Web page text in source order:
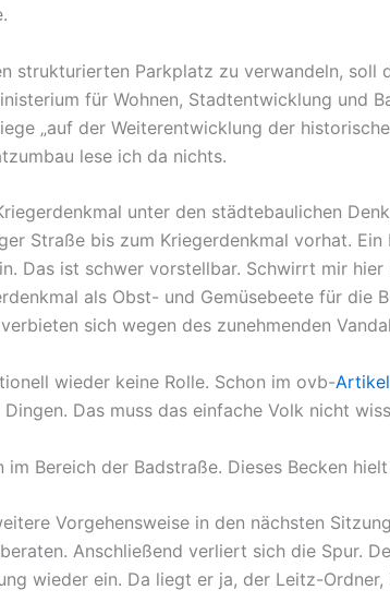
strukturierten Parkplatz zu verwandeln, soll
für Wohnen, Stadtentwicklung und
„auf der Weiterentwicklung der
lese ich da nichts.
unter den städtebaulichen
Straße bis zum Kriegerdenkmal vorhat.
Das ist schwer vorstellbar. Schwirrt mir
als Obst- und Gemüsebeete für die
sich wegen des zunehmenden
wieder keine Rolle. Schon im ovb-Artikel
Das muss das einfache Volk nicht
Bereich der Badstraße. Dieses Becken
Vorgehensweise in den nächsten
Anschließend verliert sich die Spur.
wieder ein. Da liegt er ja, der Leitz-